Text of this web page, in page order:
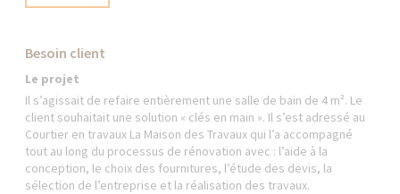
Besoin client
Le projet
Il s’agissait de refaire entièrement une salle de bain de 4 m². Le
client souhaitait une solution « clés en main ». Il s’est adressé au
Courtier en travaux La Maison des Travaux qui l’a accompagné
tout au long du processus de rénovation avec : l’aide à la
conception, le choix des fournitures, l’étude des devis, la
sélection de l’entreprise et la réalisation des travaux.